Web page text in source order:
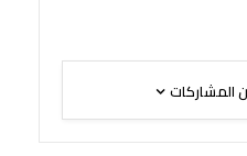
المشاركات